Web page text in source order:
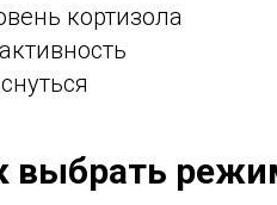
кортизола
выбрать